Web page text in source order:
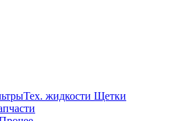
Тех. жидкости Щетки